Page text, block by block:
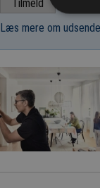
Læs mere om